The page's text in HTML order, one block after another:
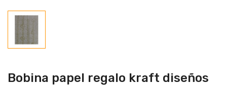
Bobina papel regalo kraft diseños